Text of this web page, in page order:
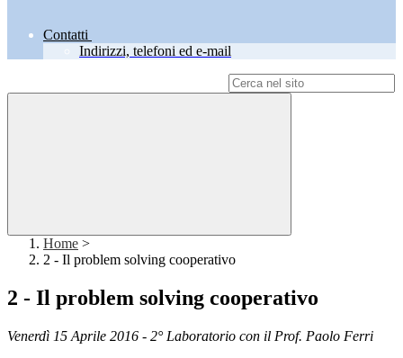
Contatti
Indirizzi, telefoni ed e-mail
Home >
2 - Il problem solving cooperativo
2 - Il problem solving cooperativo
Venerdì 15 Aprile 2016 - 2° Laboratorio con il Prof. Paolo Ferri